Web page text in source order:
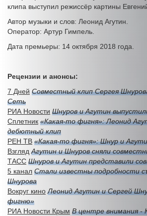
клипа выступил режиссёр картины
Автор музыки и слов: Леонид Агутин.
Оператор: Артур Гимпель.
Дата премьеры: 14 октября 2018 года.
Рецензии и анонсы:
7 Дней Совместный клип Сергея
Сеть
РИА Новости Шнуров и Агутин
Сплетник «Какая-то фигня»: Леонид
дебютный клип
РЕН ТВ «Какая-то фигня»: Шнур и
Взгляд Агутин и Шнуров сняли
ТАСС Шнуров и Агутин представили
5 канал Стали известны подробности
Шнурова
Вокруг кино Леонид Агутин и Сергей
фигню»
РИА Новости Крым В центре внимания -